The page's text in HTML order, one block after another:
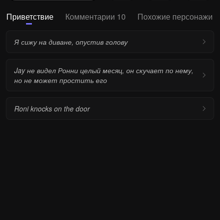
Приветствие Комментарии 10 Похожие персонажи
Я сижу на диване, опустив голову
Jay не видел Ронни целый месяц, он скучает по нему,
но не может простить его
Roni knocks on the door